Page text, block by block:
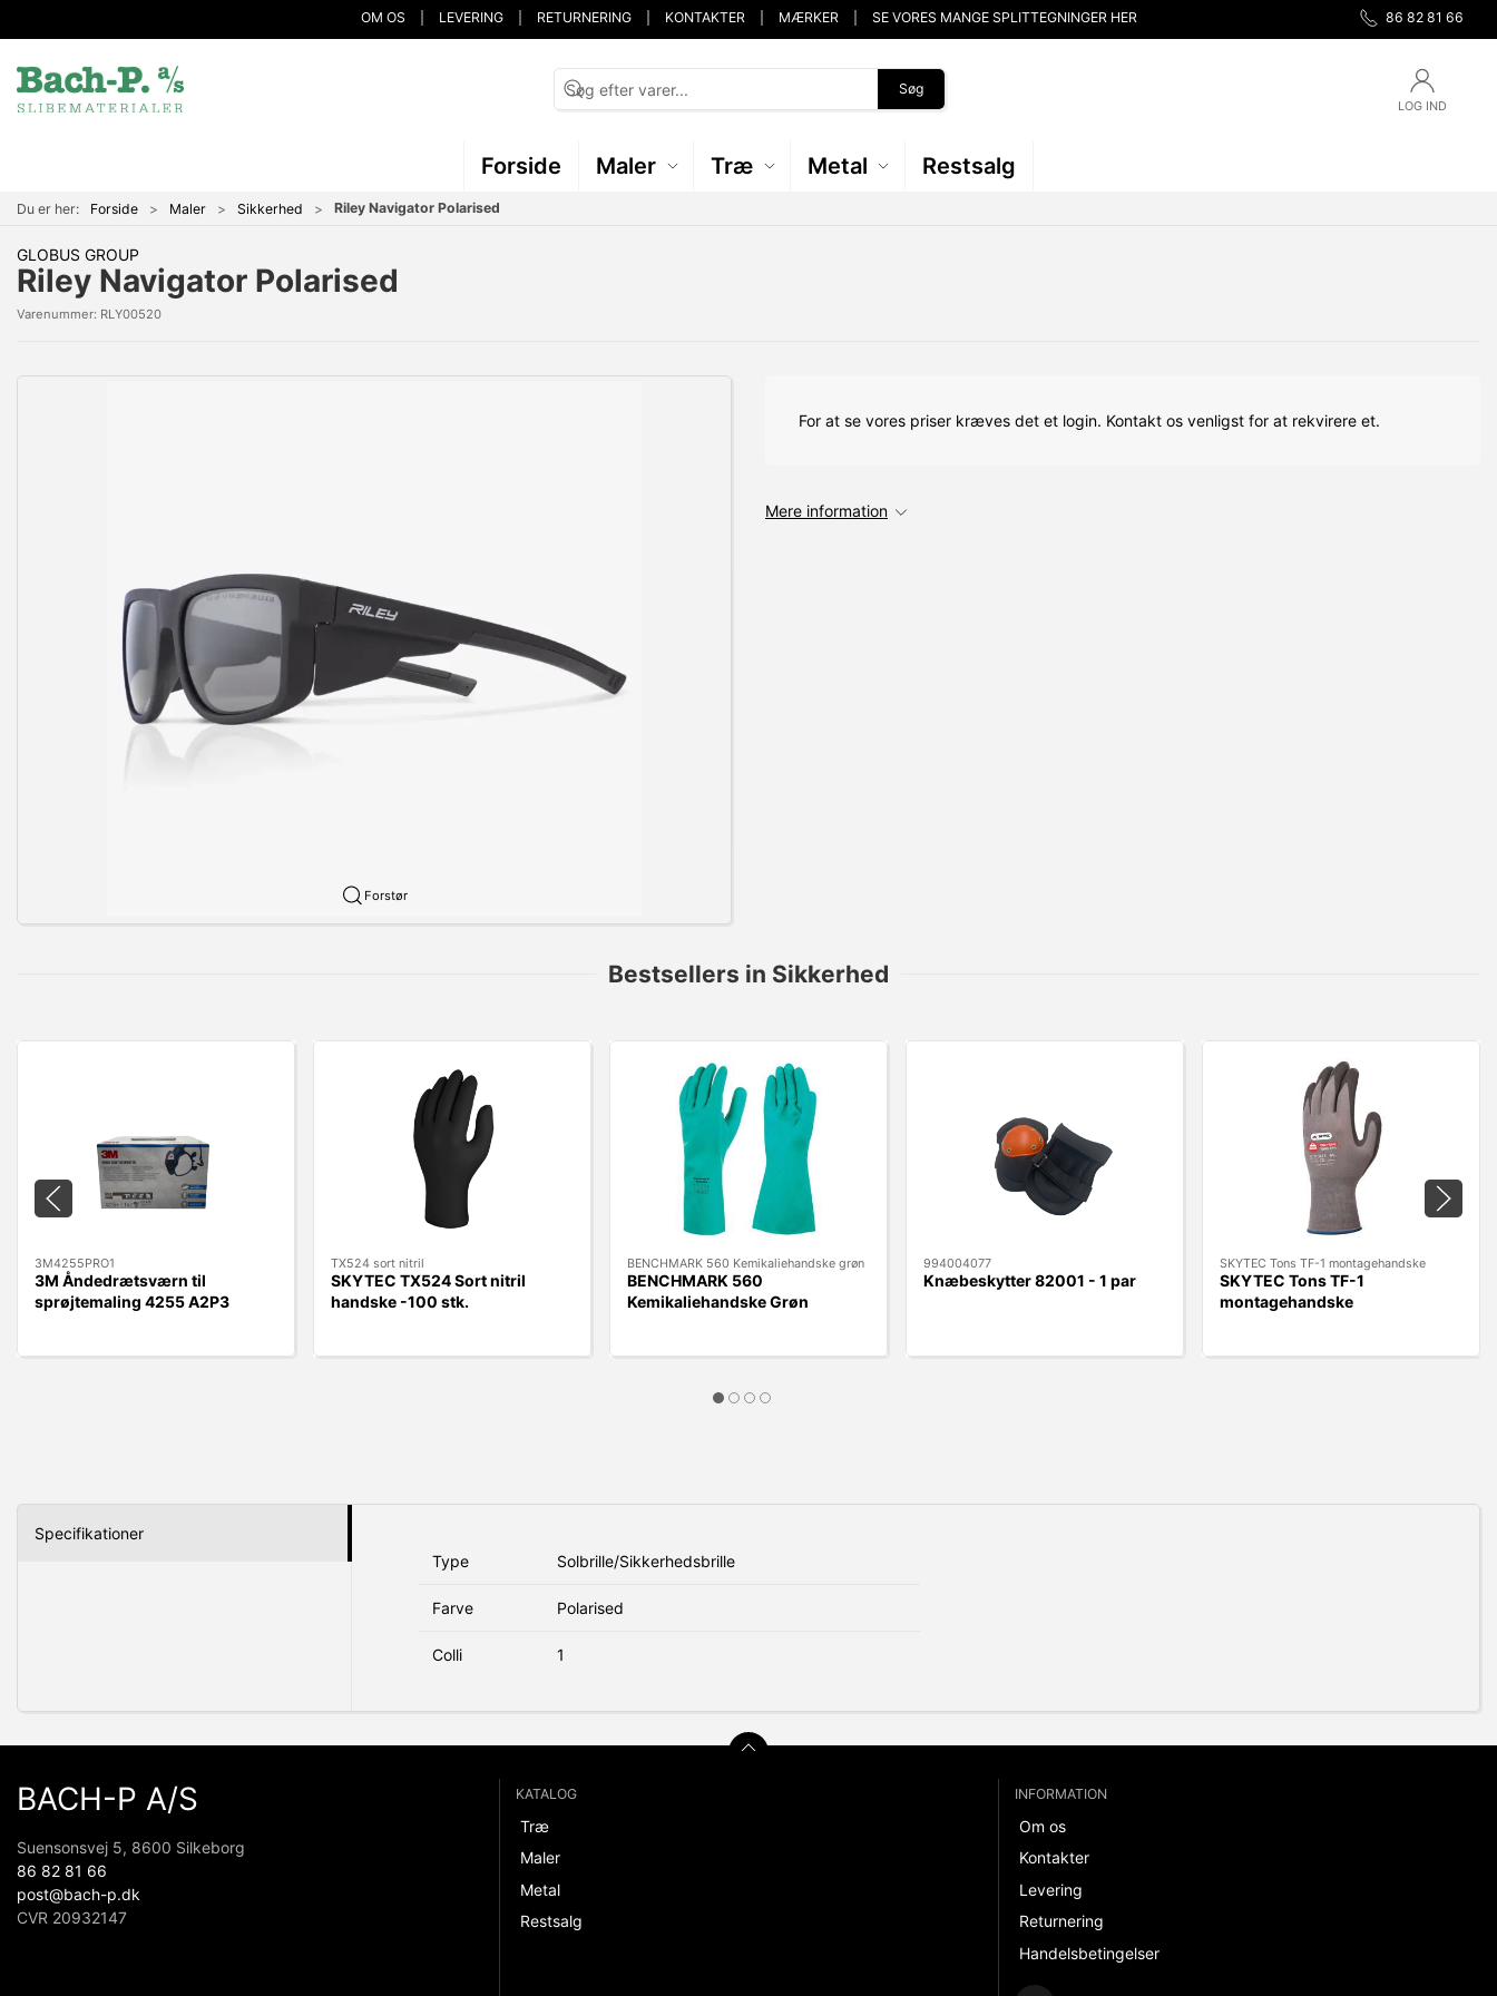
OM OS LEVERING RETURNERING KONTAKTER MÆRKER SE VORES MANGE SPLITTEGNINGER HER 86 82 81 66
Søg
LOG IND
Forside Maler Træ Metal Restsalg
Du er her: Forside Maler Sikkerhed Riley Navigator Polarised
GLOBUS GROUP
Riley Navigator Polarised
Varenummer: RLY00520
Forstør
For at se vores priser kræves det et login. Kontakt os venligst for at rekvirere et.
Mere information
Bestsellers in Sikkerhed
3M4255PRO1
3M Åndedrætsværn til
sprøjtemaling 4255 A2P3
TX524 sort nitril
SKYTEC TX524 Sort nitril
handske -100 stk.
BENCHMARK 560 Kemikaliehandske grøn
BENCHMARK 560
Kemikaliehandske Grøn
994004077
Knæbeskytter 82001 - 1 par
SKYTEC Tons TF-1 montagehandske
SKYTEC Tons TF-1
montagehandske
Specifikationer
Type
Solbrille/Sikkerhedsbrille
Farve Polarised
Colli 1
BACH-P A/S
Suensonsvej 5, 8600 Silkeborg
86 82 81 66
post@bach-p.dk
CVR 20932147
KATALOG
Træ
Maler
Metal
Restsalg
INFORMATION
Om os
Kontakter
Levering
Returnering
Handelsbetingelser